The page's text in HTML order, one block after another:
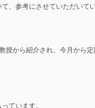
う従業者を明確化し、 個人
ント制御）により、個人情
新の状態に保持しています。
等を導入し、自動更新 機能
、参考にさせていただいて
から紹介され、今月から
ています。